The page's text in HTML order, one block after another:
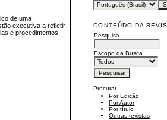
CONTEÚDO DA
Pesquisa
Escopo da Busca
Procurar
Por Edição
Por Autor
Por título
Outras revistas
de uma
executiva a refletir
e procedimentos